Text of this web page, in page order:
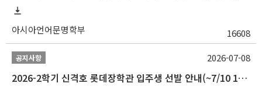
아시아언어문명학부 16608
공지사항
2026-2학기 신격호 롯데장학관 입주생 선발 안내(~7/10 10:00)
2026-07-08